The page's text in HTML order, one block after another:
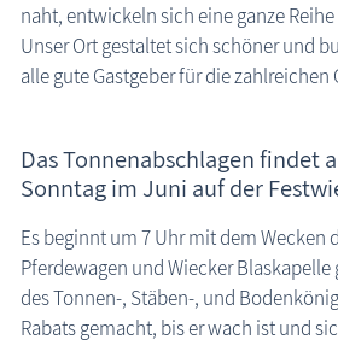
naht, entwickeln sich eine ganze
Unser Ort gestaltet sich schöner und
alle gute Gastgeber für die zahlreichen
Das Tonnenabschlagen findet
Sonntag im Juni auf der
Es beginnt um 7 Uhr mit dem Wecken
Pferdewagen und Wiecker Blaskapelle
des Tonnen-, Stäben-, und
Rabats gemacht, bis er wach ist und